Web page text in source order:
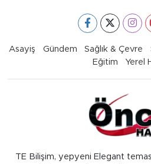
Asayiş Gündem Sağlık & Çevre
Eğitim
Yerel
TE Bilişim, yepyeni Elegant